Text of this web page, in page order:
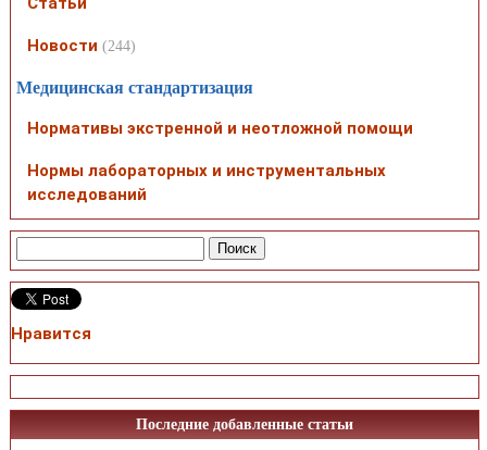
Новости (244)
Медицинская стандартизация
Нормативы экстренной и неотложной помощи
Нормы лабораторных и инструментальных
исследований
Нравится
Последние добавленные статьи